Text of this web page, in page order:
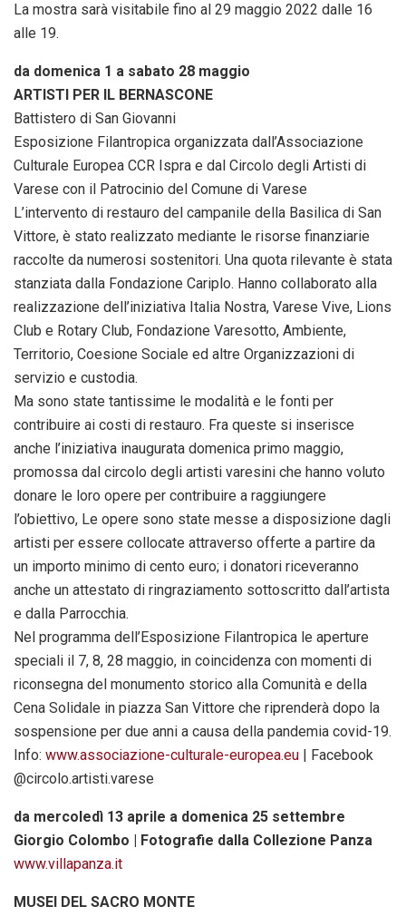
La mostra sarà visitabile fino al 29 maggio 2022 dalle 16
alle 19.
da domenica 1 a sabato 28 maggio
ARTISTI PER IL BERNASCONE
Battistero di San Giovanni
Esposizione Filantropica organizzata dall’Associazione
Culturale Europea CCR Ispra e dal Circolo degli Artisti di
Varese con il Patrocinio del Comune di Varese
L’intervento di restauro del campanile della Basilica di San
Vittore, è stato realizzato mediante le risorse finanziarie
raccolte da numerosi sostenitori. Una quota rilevante è stata
stanziata dalla Fondazione Cariplo. Hanno collaborato alla
realizzazione dell’iniziativa Italia Nostra, Varese Vive, Lions
Club e Rotary Club, Fondazione Varesotto, Ambiente,
Territorio, Coesione Sociale ed altre Organizzazioni di
servizio e custodia.
Ma sono state tantissime le modalità e le fonti per
contribuire ai costi di restauro. Fra queste si inserisce
anche l’iniziativa inaugurata domenica primo maggio,
promossa dal circolo degli artisti varesini che hanno voluto
donare le loro opere per contribuire a raggiungere
l’obiettivo, Le opere sono state messe a disposizione dagli
artisti per essere collocate attraverso offerte a partire da
un importo minimo di cento euro; i donatori riceveranno
anche un attestato di ringraziamento sottoscritto dall’artista
e dalla Parrocchia.
Nel programma dell’Esposizione Filantropica le aperture
speciali il 7, 8, 28 maggio, in coincidenza con momenti di
riconsegna del monumento storico alla Comunità e della
Cena Solidale in piazza San Vittore che riprenderà dopo la
sospensione per due anni a causa della pandemia covid-19.
Info: www.associazione-culturale-europea.eu | Facebook
@circolo.artisti.varese
da mercoledì 13 aprile a domenica 25 settembre
Giorgio Colombo | Fotografie dalla Collezione Panza
www.villapanza.it
MUSEI DEL SACRO MONTE